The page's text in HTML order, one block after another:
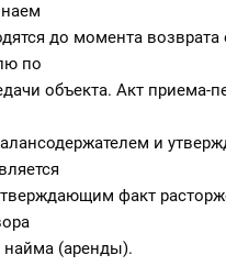
до момента возврата
по
объекта. Акт приема-
и
факт
найма (аренды).